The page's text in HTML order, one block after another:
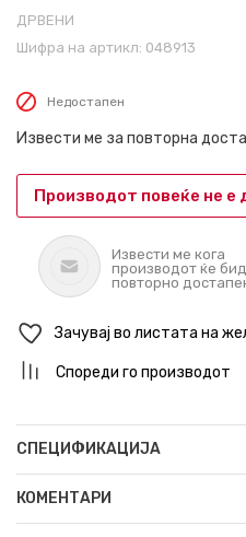
ДРВЕНИ
Шифра на артикл: 048913
Недостапен
Извести ме за повторна
Производот повеќе не е
Извести ме кога
производот ќе
повторно
Зачувај во листата на
Спореди го производот
СПЕЦИФИКАЦИЈА
КОМЕНТАРИ